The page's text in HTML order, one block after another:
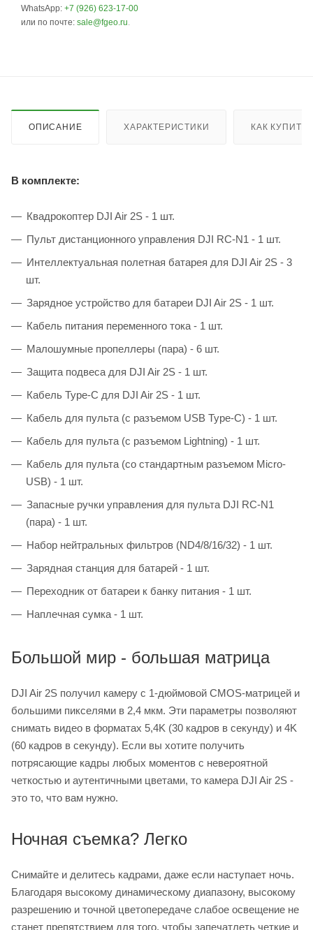
WhatsApp: +7 (926) 623-17-00
или по почте: sale@fgeo.ru.
ОПИСАНИЕ ХАРАКТЕРИСТИКИ КАК КУПИТЬ
В комплекте:
Квадрокоптер DJI Air 2S - 1 шт.
Пульт дистанционного управления DJI RC-N1 - 1 шт.
Интеллектуальная полетная батарея для DJI Air 2S - 3
шт.
Зарядное устройство для батареи DJI Air 2S - 1 шт.
Кабель питания переменного тока - 1 шт.
Малошумные пропеллеры (пара) - 6 шт.
Защита подвеса для DJI Air 2S - 1 шт.
Кабель Type-C для DJI Air 2S - 1 шт.
Кабель для пульта (с разъемом USB Type-C) - 1 шт.
Кабель для пульта (с разъемом Lightning) - 1 шт.
Кабель для пульта (со стандартным разъемом Micro-
USB) - 1 шт.
Запасные ручки управления для пульта DJI RC-N1
(пара) - 1 шт.
Набор нейтральных фильтров (ND4/8/16/32) - 1 шт.
Зарядная станция для батарей - 1 шт.
Переходник от батареи к банку питания - 1 шт.
Наплечная сумка - 1 шт.
Большой мир - большая матрица
DJI Air 2S получил камеру с 1-дюймовой CMOS-матрицей и
большими пикселями в 2,4 мкм. Эти параметры позволяют
снимать видео в форматах 5,4K (30 кадров в секунду) и 4K
(60 кадров в секунду). Если вы хотите получить
потрясающие кадры любых моментов с невероятной
четкостью и аутентичными цветами, то камера DJI Air 2S -
это то, что вам нужно.
Ночная съемка? Легко
Снимайте и делитесь кадрами, даже если наступает ночь.
Благодаря высокому динамическому диапазону, высокому
разрешению и точной цветопередаче слабое освещение не
станет препятствием для того, чтобы запечатлеть четкие и